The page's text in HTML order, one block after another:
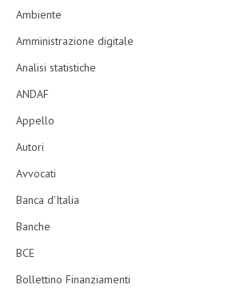
Ambiente
Amministrazione digitale
Analisi statistiche
ANDAF
Appello
Autori
Avvocati
Banca d'Italia
Banche
BCE
Bollettino Finanziamenti